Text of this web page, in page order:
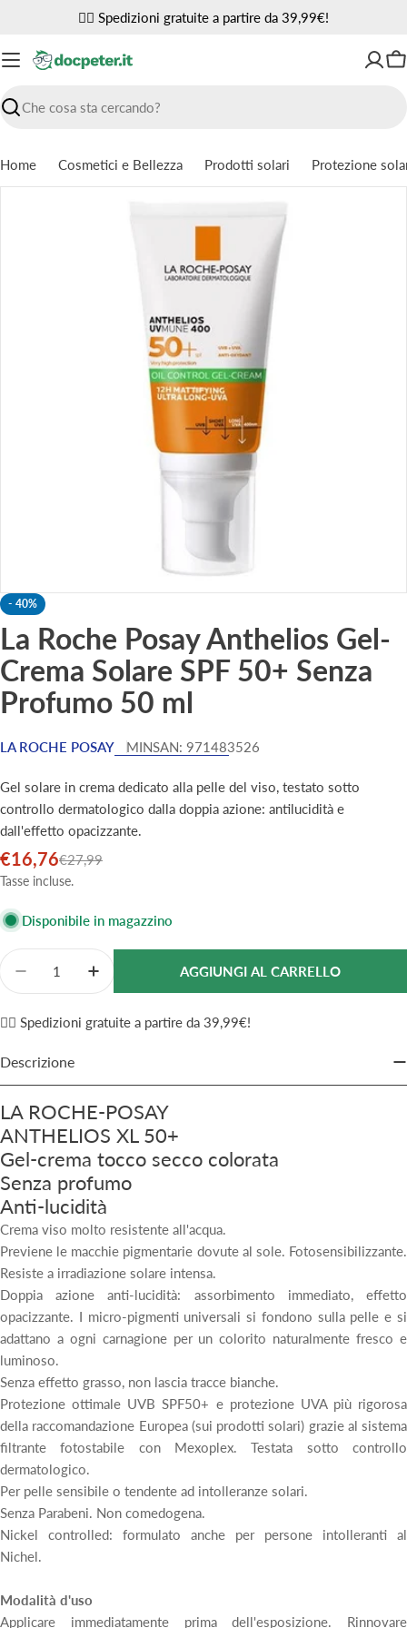
contenuto
✌🏼 Spedizioni gratuite a partire da 39,99€!
Ricerca
Home Cosmetici e Bellezza Prodotti solari
Protezione
Apri supporto 0 in modalità modale
- 40%
La Roche Posay Anthelios Gel-
Crema Solare SPF 50+ Senza
Profumo 50 ml
LA ROCHE POSAY MINSAN: 971483526
Gel solare in crema dedicato alla pelle del viso, testato sotto
controllo dermatologico dalla doppia azione: antilucidità e
dall'effetto opacizzante.
Prezzo
di
vendita
€16,76
Prezzo
normale
€27,99
Tasse incluse.
Disponibile in magazzino
Quantità
Diminuisci La Quantità Per La Roche Posay
Aumenta La Quantità Per La Roche Posay
AGGIUNGI AL CARRELLO
✌🏼 Spedizioni gratuite a partire da 39,99€!
Descrizione
LA ROCHE-POSAY
ANTHELIOS XL 50+
Gel-crema tocco secco colorata
Senza profumo
Anti-lucidità
Crema viso molto resistente all'acqua.
Previene le macchie pigmentarie dovute al sole. Fotosensibilizzante.
Resiste a irradiazione solare intensa.
Doppia azione anti-lucidità: assorbimento immediato, effetto
opacizzante. I micro-pigmenti universali si fondono sulla pelle e si
adattano a ogni carnagione per un colorito naturalmente fresco e
luminoso.
Senza effetto grasso, non lascia tracce bianche.
Protezione ottimale UVB SPF50+ e protezione UVA più rigorosa
della raccomandazione Europea (sui prodotti solari) grazie al sistema
filtrante fotostabile con Mexoplex. Testata sotto controllo
dermatologico.
Per pelle sensibile o tendente ad intolleranze solari.
Senza Parabeni. Non comedogena.
Nickel controlled: formulato anche per persone intolleranti al
Nichel.
Modalità d'uso
Applicare immediatamente prima dell'esposizione. Rinnovare